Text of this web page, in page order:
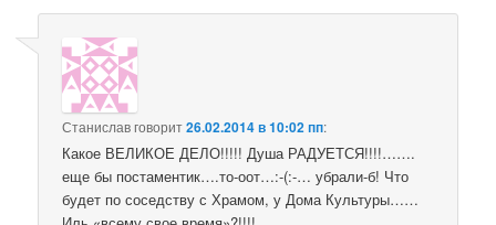
Станиславговорит26.02.2014 в 10:02 пп:
Какое ВЕЛИКОЕ ДЕЛО!!!!! Душа РАДУЕТСЯ!!!!…….
еще бы постаментик….то-оот…:-(:-… убрали-б! Что
будет по соседству с Храмом, у Дома Культуры……